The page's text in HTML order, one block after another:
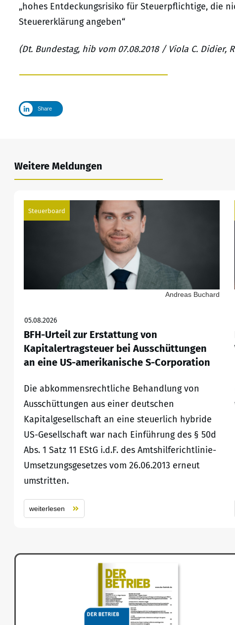
„hohes Entdeckungsrisiko für Steuerpflichtige, die
Steuererklärung angeben“
(Dt. Bundestag, hib vom 07.08.2018 / Viola C. Didier,
Share
Weitere Meldungen
Steuerboard
Andreas Buchard
05.08.2026
BFH-Urteil zur Erstattung von
Kapitalertragsteuer bei Ausschüttungen
an eine US-amerikanische S-Corporation
Die abkommensrechtliche Behandlung von
Ausschüttungen aus einer deutschen
Kapitalgesellschaft an eine steuerlich hybride
US-Gesellschaft war nach Einführung des § 50d
Abs. 1 Satz 11 EStG i.d.F. des Amtshilferichtlinie-
Umsetzungsgesetzes vom 26.06.2013 erneut
umstritten.
weiterlesen